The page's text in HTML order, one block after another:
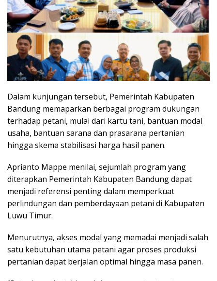
Dalam kunjungan tersebut, Pemerintah Kabupaten
Bandung memaparkan berbagai program dukungan
terhadap petani, mulai dari kartu tani, bantuan modal
usaha, bantuan sarana dan prasarana pertanian
hingga skema stabilisasi harga hasil panen.
Aprianto Mappe menilai, sejumlah program yang
diterapkan Pemerintah Kabupaten Bandung dapat
menjadi referensi penting dalam memperkuat
perlindungan dan pemberdayaan petani di Kabupaten
Luwu Timur.
Menurutnya, akses modal yang memadai menjadi salah
satu kebutuhan utama petani agar proses produksi
pertanian dapat berjalan optimal hingga masa panen.